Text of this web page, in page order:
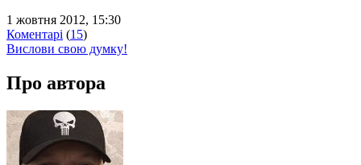
1 жовтня 2012, 15:30
Коментарі (15)
Вислови свою думку!
Про автора